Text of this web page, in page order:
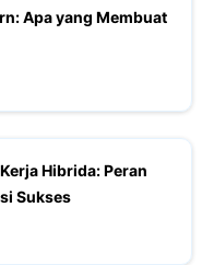
Apa yang Membuat
Hibrida: Peran
Sukses